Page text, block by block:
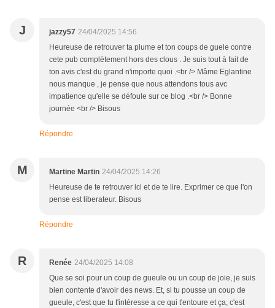
J jazzy57 24/04/2025 14:56
Heureuse de retrouver ta plume et ton coups de guele contre
cete pub complètement hors des clous . Je suis tout à fait de
ton avis c'est du grand n'importe quoi .<br /> Mâme Eglantine
nous manque , je pense que nous attendons tous avc
impatience qu'elle se défoule sur ce blog .<br /> Bonne
journée <br /> Bisous
Répondre
M Martine Martin 24/04/2025 14:26
Heureuse de te retrouver ici et de te lire. Exprimer ce que l'on
pense est liberateur. Bisous
Répondre
R Renée 24/04/2025 14:08
Que se soi pour un coup de gueule ou un coup de joie, je suis
bien contente d'avoir des news. Et, si tu pousse un coup de
gueule, c'est que tu t'intéresse a ce qui t'entoure et ça, c'est